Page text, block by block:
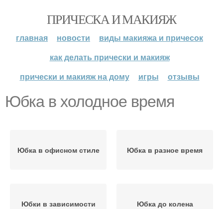
ПРИЧЕСКА И МАКИЯЖ
главная новости
виды макияжа и причесок
как делать прически и макияж
прически и макияж на дому
игры отзывы
Юбка в холодное время
Юбка в офисном стиле Юбка в разное время
Юбки в зависимости Юбка до колена